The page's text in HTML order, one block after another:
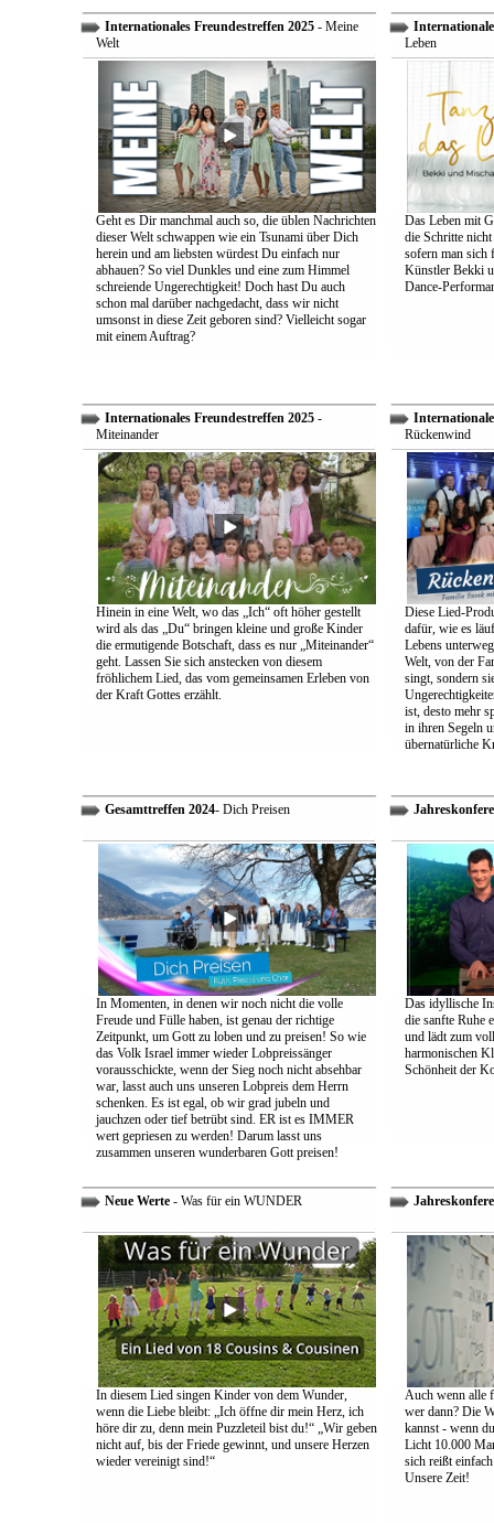
Internationales Freundestreffen 2025- Meine
Welt
Geht es Dir manchmal auch so, die üblen Nachrichten
dieser Welt schwappen wie ein Tsunami über Dich
herein und am liebsten würdest Du einfach nur
abhauen? So viel Dunkles und eine zum Himmel
schreiende Ungerechtigkeit! Doch hast Du auch
schon mal darüber nachgedacht, dass wir nicht
umsonst in diese Zeit geboren sind? Vielleicht sogar
mit einem Auftrag?
Leben
Das Leben mit
die Schritte
sofern man sich
Künstler Bekki
Dance-
Internationales Freundestreffen 2025-
Miteinander
Hinein in eine Welt, wo das „Ich“ oft höher gestellt
wird als das „Du“ bringen kleine und große Kinder
die ermutigende Botschaft, dass es nur „Miteinander“
geht. Lassen Sie sich anstecken von diesem
fröhlichem Lied, das vom gemeinsamen Erleben von
der Kraft Gottes erzählt.
Rückenwind
Diese Lied-
dafür, wie es
Lebens
Welt, von der
singt, sondern
ist, desto mehr
in ihren Segeln
übernatürliche
Gesamttreffen 2024- Dich Preisen
In Momenten, in denen wir noch nicht die volle
Freude und Fülle haben, ist genau der richtige
Zeitpunkt, um Gott zu loben und zu preisen! So wie
das Volk Israel immer wieder Lobpreissänger
vorausschickte, wenn der Sieg noch nicht absehbar
war, lasst auch uns unseren Lobpreis dem Herrn
schenken. Es ist egal, ob wir grad jubeln und
jauchzen oder tief betrübt sind. ER ist es IMMER
wert gepriesen zu werden! Darum lasst uns
zusammen unseren wunderbaren Gott preisen!
Das idyllische
die sanfte Ruhe
und lädt zum
harmonischen
Schönheit der
Neue Werte- Was für ein WUNDER
In diesem Lied singen Kinder von dem Wunder,
wenn die Liebe bleibt: „Ich öffne dir mein Herz, ich
höre dir zu, denn mein Puzzleteil bist du!“ „Wir geben
nicht auf, bis der Friede gewinnt, und unsere Herzen
wieder vereinigt sind!“
Auch wenn alle
wer dann? Die
kannst - wenn
Licht 10.000
sich reißt
Unsere Zeit!